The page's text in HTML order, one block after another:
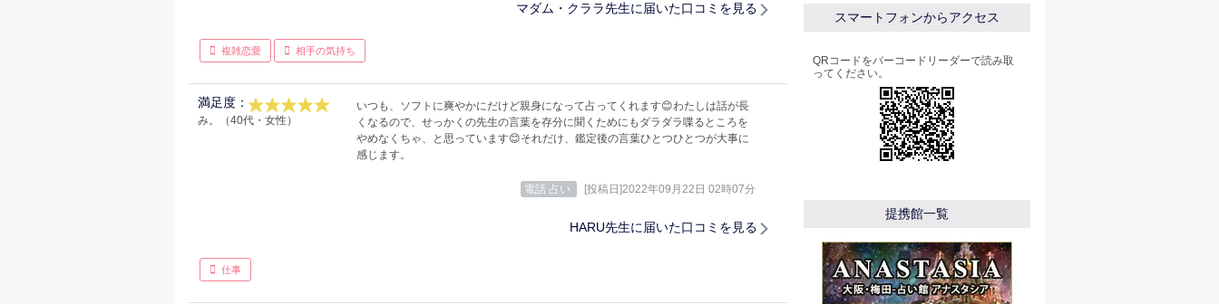
マダム・クララ先生に届いた口コミを見る
複雑恋愛 相手の気持ち
満足度：
み。（40代・女性）
いつも、ソフトに爽やかにだけど親身になって占ってくれます😊わたしは話が長
くなるので、せっかくの先生の言葉を存分に聞くためにもダラダラ喋るところを
やめなくちゃ、と思っています😊それだけ、鑑定後の言葉ひとつひとつが大事に
感じます。
電話 占い [投稿日]2022年09月22日 02時07分
HARU先生に届いた口コミを見る
仕事
スマートフォンからアクセス
QRコードをバーコードリーダーで読み取
ってください。
提携館一覧